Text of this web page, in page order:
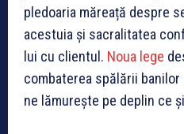
pledoaria măreață despre
acestuia și sacralitatea
lui cu clientul. Noua lege
combaterea spălării
ne lămurește pe deplin ce